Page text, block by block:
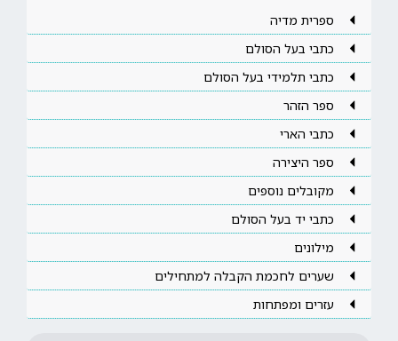
ספרית מדיה
כתבי בעל הסולם
כתבי תלמידי בעל הסולם
ספר הזהר
כתבי הארי
ספר היצירה
מקובלים נוספים
כתבי יד בעל הסולם
מילונים
שערים לחכמת הקבלה למתחילים
עזרים ומפתחות